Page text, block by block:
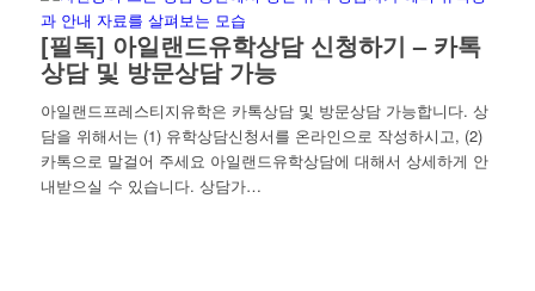
[필독] 아일랜드유학상담 신청하기 – 카톡
상담 및 방문상담 가능
아일랜드프레스티지유학은 카톡상담 및 방문상담 가능합니다. 상
담을 위해서는 (1) 유학상담신청서를 온라인으로 작성하시고, (2)
카톡으로 말걸어 주세요 아일랜드유학상담에 대해서 상세하게 안
내받으실 수 있습니다. 상담가…